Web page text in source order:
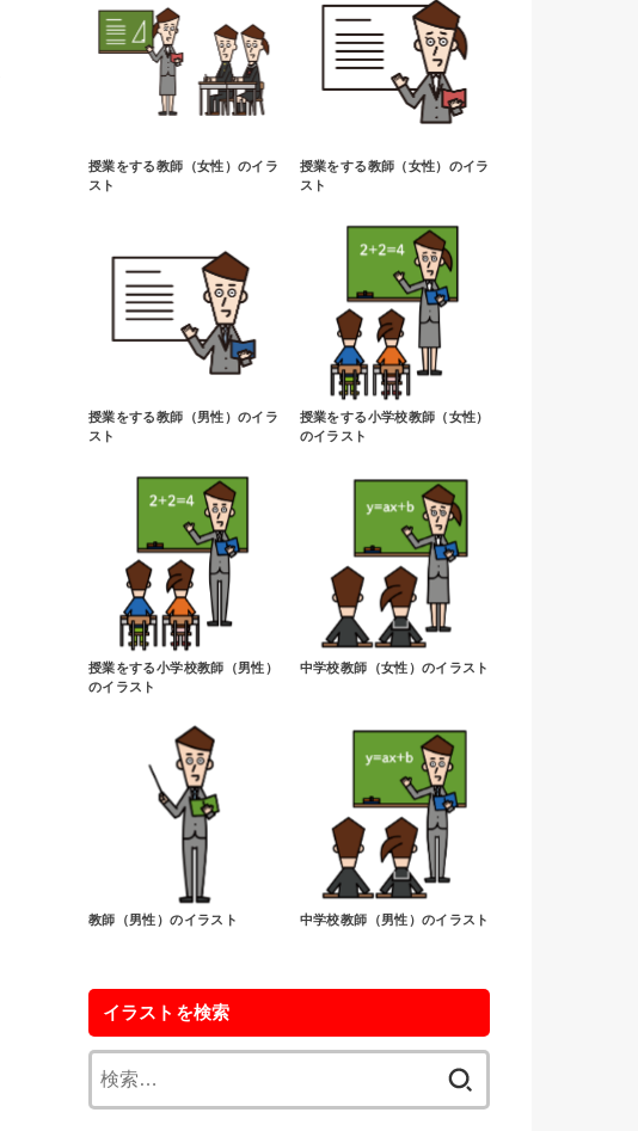
授業をする教師（女性）のイラ
スト
授業をする教師（女性）のイラ
スト
授業をする教師（男性）のイラ
スト
授業をする小学校教師（女性）
のイラスト
授業をする小学校教師（男性）
のイラスト
中学校教師（女性）のイラスト
教師（男性）のイラスト 中学校教師（男性）のイラスト
イラストを検索